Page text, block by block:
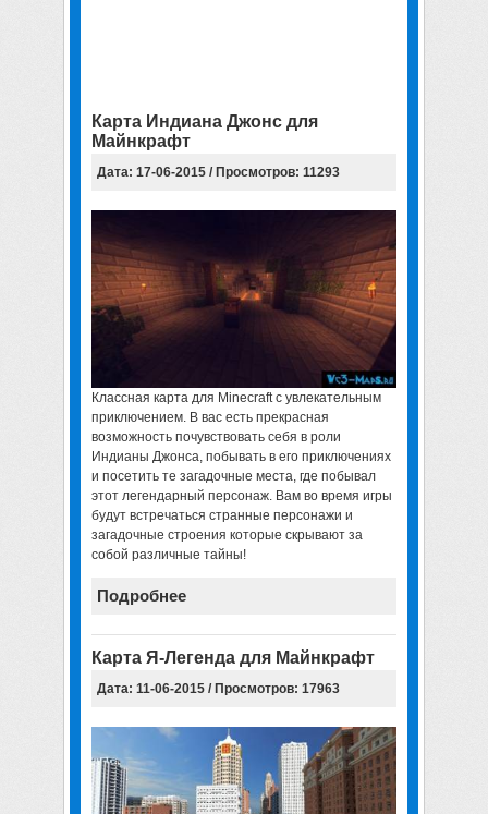
Карта Индиана Джонс для
Майнкрафт
Дата: 17-06-2015 / Просмотров: 11293
Классная карта для Minecraft с увлекательным
приключением. В вас есть прекрасная
возможность почувствовать себя в роли
Индианы Джонса, побывать в его приключениях
и посетить те загадочные места, где побывал
этот легендарный персонаж. Вам во время игры
будут встречаться странные персонажи и
загадочные строения которые скрывают за
собой различные тайны!
Подробнее
Карта Я-Легенда для Майнкрафт
Дата: 11-06-2015 / Просмотров: 17963